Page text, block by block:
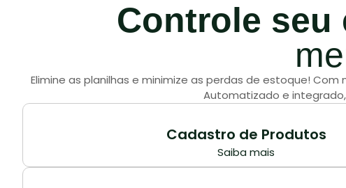
Controle seu
Elimine as planilhas e minimize as perdas de estoque!
Automatizado e
Cadastro de Produtos
Saiba mais